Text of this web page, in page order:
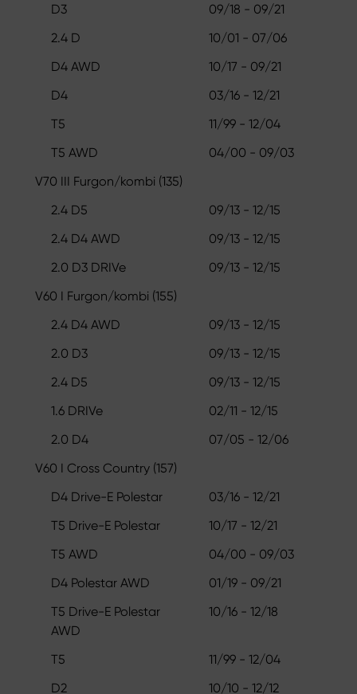
D3
09/18 - 09/21
2.4 D
10/01 - 07/06
D4 AWD
10/17 - 09/21
D4
03/16 - 12/21
T5
11/99 - 12/04
T5 AWD
04/00 - 09/03
V70 III Furgon/kombi (135)
2.4 D5
09/13 - 12/15
2.4 D4 AWD
09/13 - 12/15
2.0 D3 DRIVe
09/13 - 12/15
V60 I Furgon/kombi (155)
2.4 D4 AWD
09/13 - 12/15
2.0 D3
09/13 - 12/15
2.4 D5
09/13 - 12/15
1.6 DRIVe
02/11 - 12/15
2.0 D4
07/05 - 12/06
V60 I Cross Country (157)
D4 Drive-E Polestar
03/16 - 12/21
T5 Drive-E Polestar
10/17 - 12/21
T5 AWD
04/00 - 09/03
D4 Polestar AWD
01/19 - 09/21
T5 Drive-E Polestar
AWD
10/16 - 12/18
T5
11/99 - 12/04
D2
10/10 - 12/12